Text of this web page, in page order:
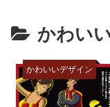
かわい
かわいいデザイン